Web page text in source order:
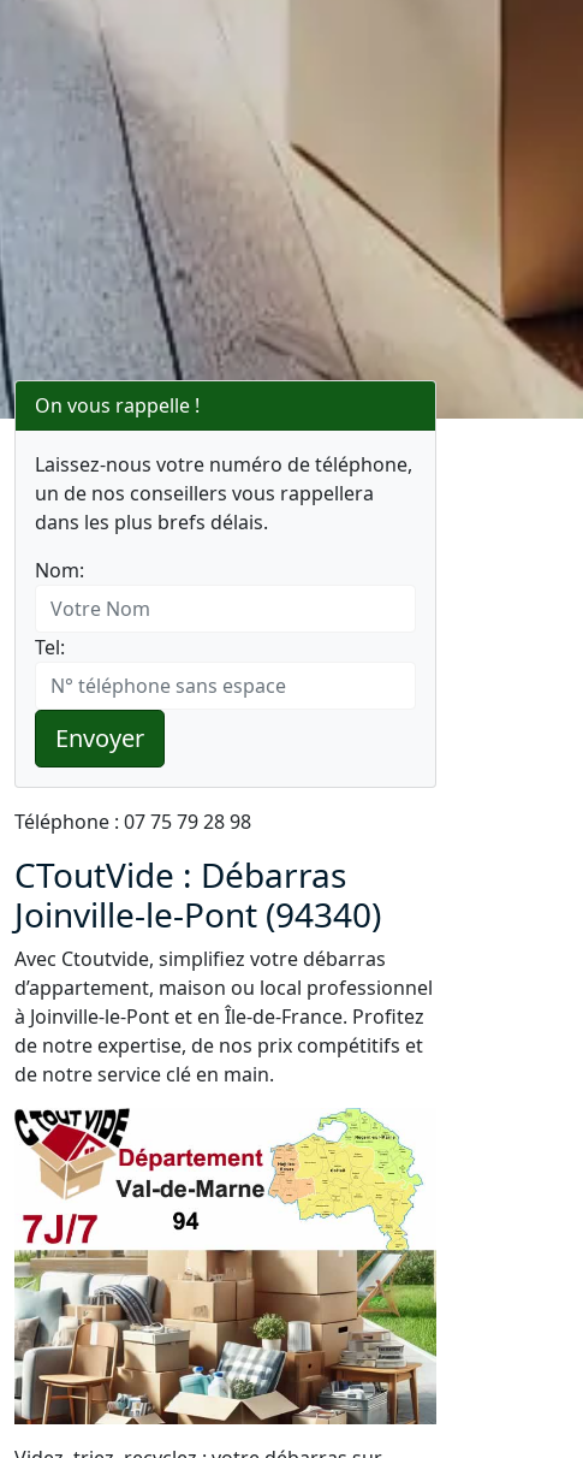
On vous rappelle !
Laissez-nous votre numéro de téléphone,
un de nos conseillers vous rappellera
dans les plus brefs délais.
Nom:
Tel:
Envoyer
Téléphone : 07 75 79 28 98
CToutVide : Débarras
Joinville-le-Pont (94340)
Avec Ctoutvide, simplifiez votre débarras
d’appartement, maison ou local professionnel
à Joinville-le-Pont et en Île-de-France. Profitez
de notre expertise, de nos prix compétitifs et
de notre service clé en main.